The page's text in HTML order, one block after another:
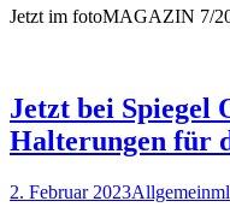
Jetzt im fotoMAGAZIN 7/
Jetzt bei Spiegel
Halterungen für
2. Februar 2023Allgemeinml